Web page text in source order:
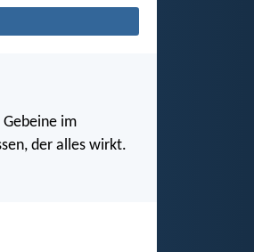
im
der alles wirkt.